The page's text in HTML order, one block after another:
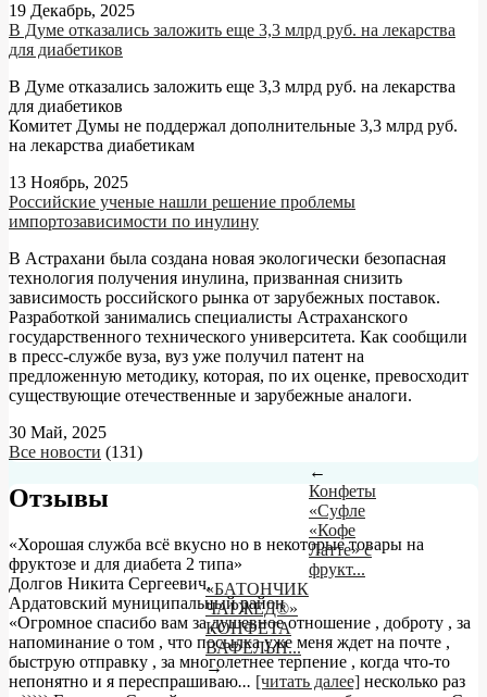
19 Декабрь, 2025
В Думе отказались заложить еще 3,3 млрд руб. на лекарства
для диабетиков
В Думе отказались заложить еще 3,3 млрд руб. на лекарства
для диабетиков
Комитет Думы не поддержал дополнительные 3,3 млрд руб.
на лекарства диабетикам
13 Ноябрь, 2025
Российские ученые нашли решение проблемы
импортозависимости по инулину
В Астрахани была создана новая экологически безопасная
технология получения инулина, призванная снизить
зависимость российского рынка от зарубежных поставок.
Разработкой занимались специалисты Астраханского
государственного технического университета. Как сообщили
в пресс-службе вуза, вуз уже получил патент на
предложенную методику, которая, по их оценке, превосходит
существующие отечественные и зарубежные аналоги.
30 Май, 2025
Все новости (131)
Отзывы
«Хорошая служба всё вкусно но в некоторые товары на
фруктозе и для диабета 2 типа»
Долгов Никита Сергеевич,
Ардатовский муниципальный район
«Огромное спасибо вам за душевное отношение , доброту , за
напоминание о том , что посылка уже меня ждет на почте ,
быструю отправку , за многолетнее терпение , когда что-то
непонятно и я переспрашиваю... [читать далее] несколько раз
←
Конфеты
«Суфле
«Кофе
Латте» с
фрукт...
«БАТОНЧИК
ЧАРЖЕД®»
КОНФЕТА
ВАФЕЛЬН...
→